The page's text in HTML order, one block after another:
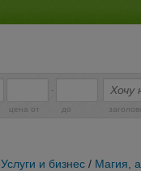
-
цена от до
Услуги и бизнес / Магия,